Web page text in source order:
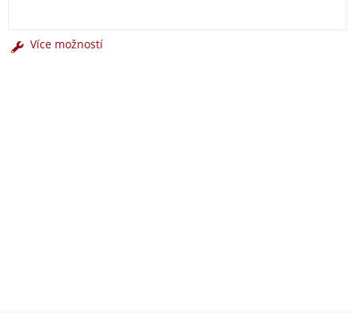
Více možností